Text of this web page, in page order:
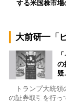
する米国株市
大前研一「
の
トランプ大統領
の証券取引を行っ